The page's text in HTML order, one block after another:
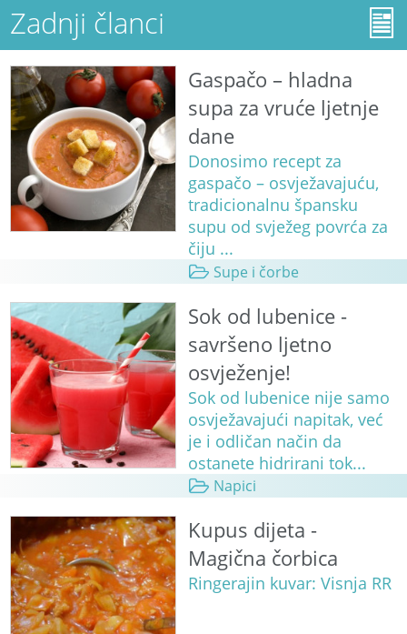
Zadnji članci
Gaspačo – hladna
supa za vruće ljetnje
dane
Donosimo recept za
gaspačo – osvježavajuću,
tradicionalnu špansku
supu od svježeg povrća za
čiju ...
Supe i čorbe
Sok od lubenice -
savršeno ljetno
osvježenje!
Sok od lubenice nije samo
osvježavajući napitak, već
je i odličan način da
ostanete hidrirani tok...
Napici
Kupus dijeta -
Magična čorbica
Ringerajin kuvar: Visnja RR